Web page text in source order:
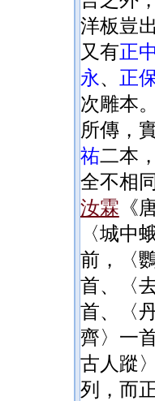
洋板豈
又有正
永、 正
次雕本
所傳，
祐二本
全不相
汝霖 《
〈城中
前，〈
首、〈
首、〈
齊〉一
古人蹤
列，而